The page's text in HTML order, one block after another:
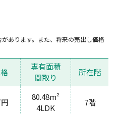
あります。また、将来の売出し価格
専有面積
間取り
所在階
80.48m²
4LDK
7階